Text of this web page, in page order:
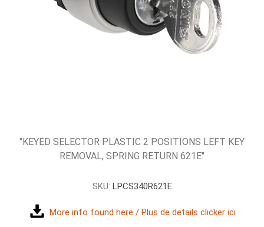
"KEYED SELECTOR PLASTIC 2 POSITIONS LEFT KEY
REMOVAL, SPRING RETURN 621E"
SKU: LPCS340R621E
More info found here / Plus de details clicker ici